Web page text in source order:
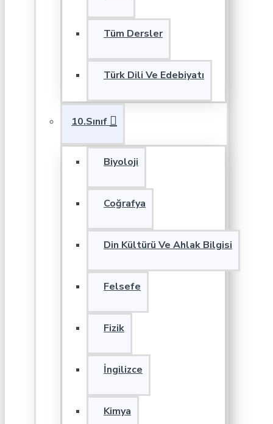
Tüm Dersler
Türk Dili Ve Edebiyatı
10.Sınıf
Biyoloji
Coğrafya
Din Kültürü Ve Ahlak Bilgisi
Felsefe
Fizik
İngilizce
Kimya